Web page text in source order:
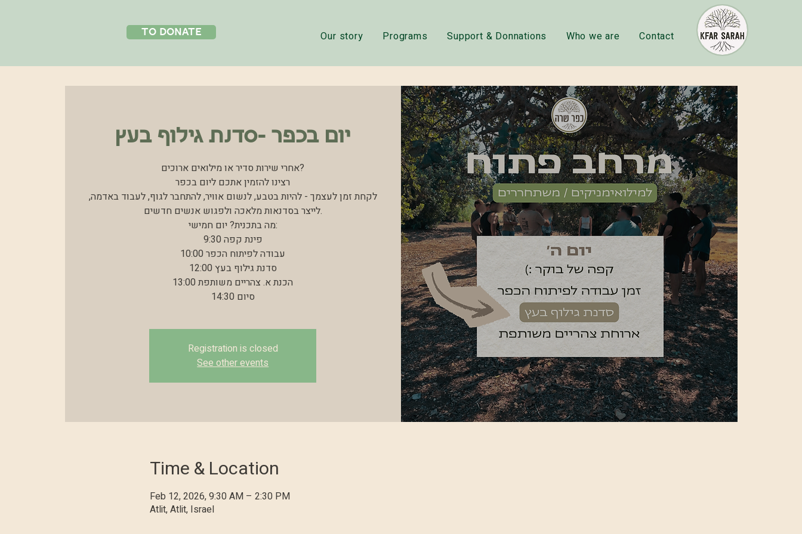
to donate Contact
Who we are
Support & Donnations
Programs
Our story
יום בכפר -סדנת גילוף בעץ
אחרי שירות סדיר או מילואים ארוכים?
רצינו להזמין אתכם ליום בכפר
לקחת זמן לעצמך - להיות בטבע, לנשום אוויר, להתחבר לגוף, לעבוד באדמה,
לייצר בסדנאות מלאכה ולפגוש אנשים חדשים.
מה בתכנית? יום חמישי:
9:30 פינת קפה
10:00 עבודה לפיתוח הכפר
12:00 סדנת גילוף בעץ
13:00 הכנת א. צהריים משותפת
14:30 סיום
Registration is closed
See other events
Time & Location
Feb 12, 2026, 9:30 AM – 2:30 PM
Atlit, Atlit, Israel